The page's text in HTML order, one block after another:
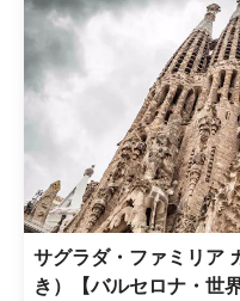
サグラダ・ファミリア
き）【バルセロナ・世